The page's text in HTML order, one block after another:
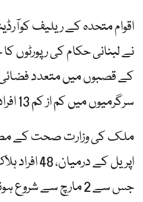
اقوام متحدہ کے ریلیف
نے لبنانی حکام کی رپورٹوں
کے قصبوں میں متعدد
سرگرمیوں میں کم از کم 13 افراد زخمی بھی ہوئے۔
جس سے 2 مارچ سے